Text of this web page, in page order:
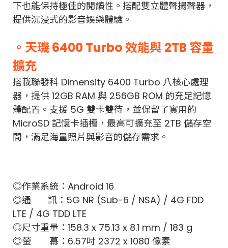
下也能保持極佳的閱讀性。搭配雙立體聲揚聲器，
提供沉浸式的影音娛樂體驗。
。天璣 6400 Turbo 效能與 2TB 容量
擴充
搭載聯發科 Dimensity 6400 Turbo 八核心處理
器，提供 12GB RAM 與 256GB ROM 的充足記憶
體配置。支援 5G 雙卡雙待，並保留了實用的
MicroSD 記憶卡插槽，最高可擴充至 2TB 儲存空
間，滿足海量照片與影音的儲存需求。
◎作業系統：Android 16
◎通 訊：5G NR (Sub-6 / NSA) / 4G FDD
LTE / 4G TDD LTE
◎尺寸重量：158.3 x 75.13 x 8.1 mm / 183 g
◎螢 幕：6.57吋 2372 x 1080 像素